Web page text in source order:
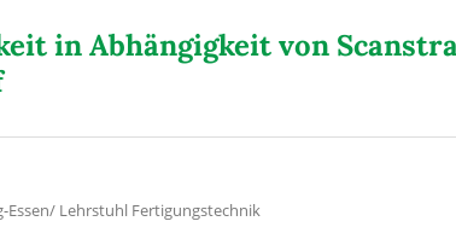
in Abhängigkeit von
Essen/ Lehrstuhl Fertigungstechnik